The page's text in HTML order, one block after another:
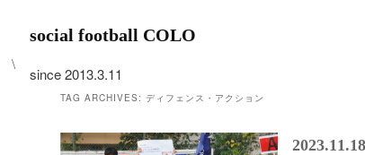
social football COLO
\
since 2013.3.11
TAG ARCHIVES: ディフェンス・アクション